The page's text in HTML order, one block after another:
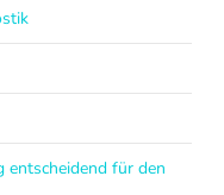
für den